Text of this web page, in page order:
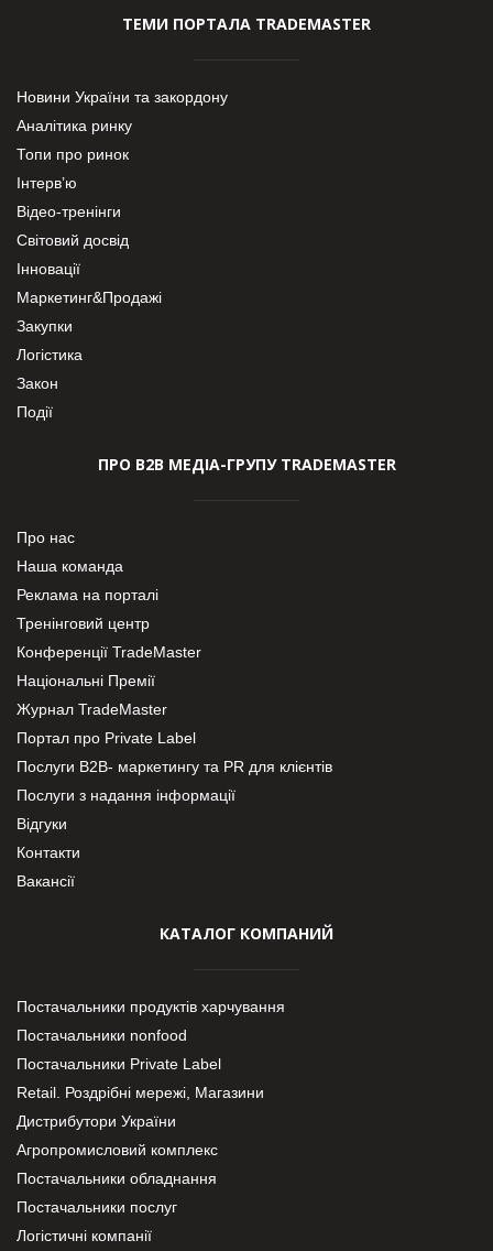
ТЕМИ ПОРТАЛА TRADEMASTER
Новини України та закордону
Аналітика ринку
Топи про ринок
Інтерв’ю
Відео-тренінги
Світовий досвід
Інновації
Маркетинг&Продажі
Закупки
Логістика
Закон
Події
ПРО В2В МЕДІА-ГРУПУ TRADEMASTER
Про нас
Наша команда
Реклама на порталі
Тренінговий центр
Конференції TradeMaster
Національні Премії
Журнал TradeMaster
Портал про Private Label
Послуги В2В- маркетингу та PR для клієнтів
Послуги з надання інформації
Відгуки
Контакти
Вакансії
КАТАЛОГ КОМПАНИЙ
Постачальники продуктів харчування
Постачальники nonfood
Постачальники Private Label
Retail. Роздрібні мережі, Магазини
Дистрибутори України
Агропромисловий комплекс
Постачальники обладнання
Постачальники послуг
Логістичні компанії